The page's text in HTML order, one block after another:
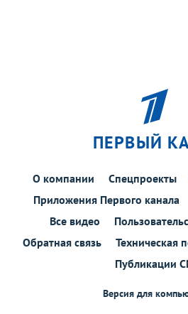
ПЕРВЫЙ
О компании Спецпроекты
Приложения Первого канала
Все видео
Обратная связь
Техническая
Публикации
Версия для